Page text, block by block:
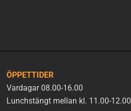
ÖPPETTIDER
Vardagar 08.00-16.00
Lunchstängt mellan kl. 11.00-12.00